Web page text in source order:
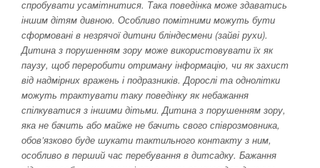
спробувати усамітнитися. Така поведінка може здаватись
іншим дітям дивною. Особливо помітними можуть бути
сформовані в незрячої дитини бліндесмени (зайві рухи).
Дитина з порушенням зору може використовувати їх як
паузу, щоб переробити отриману інформацію, чи як захист
від надмірних вражень і подразників. Дорослі та однолітки
можуть трактувати таку поведінку як небажання
спілкуватися з іншими дітьми. Дитина з порушенням зору,
яка не бачить або майже не бачить свого співрозмовника,
обов’язково буде шукати тактильного контакту з ним,
особливо в перший час перебування в дитсадку. Бажання